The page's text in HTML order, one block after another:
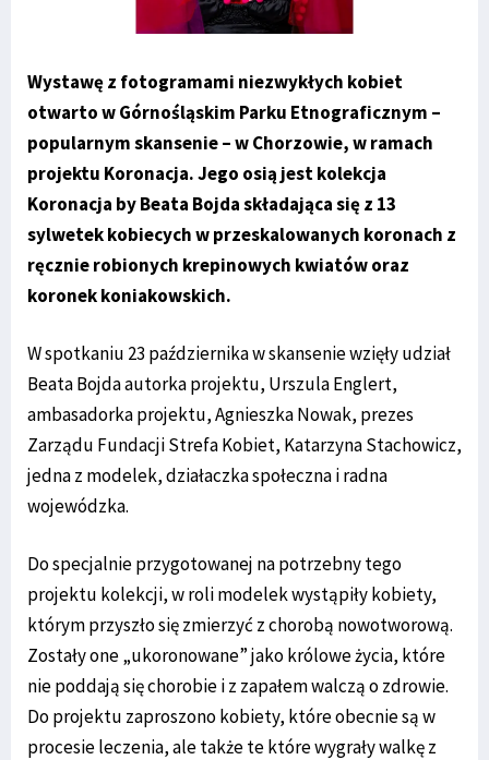
Wystawę z fotogramami niezwykłych kobiet
otwarto w Górnośląskim Parku Etnograficznym –
popularnym skansenie – w Chorzowie, w ramach
projektu Koronacja. Jego osią jest kolekcja
Koronacja by Beata Bojda składająca się z 13
sylwetek kobiecych w przeskalowanych koronach z
ręcznie robionych krepinowych kwiatów oraz
koronek koniakowskich.
W spotkaniu 23 października w skansenie wzięły udział
Beata Bojda autorka projektu, Urszula Englert,
ambasadorka projektu, Agnieszka Nowak, prezes
Zarządu Fundacji Strefa Kobiet, Katarzyna Stachowicz,
jedna z modelek, działaczka społeczna i radna
wojewódzka.
Do specjalnie przygotowanej na potrzebny tego
projektu kolekcji, w roli modelek wystąpiły kobiety,
którym przyszło się zmierzyć z chorobą nowotworową.
Zostały one „ukoronowane” jako królowe życia, które
nie poddają się chorobie i z zapałem walczą o zdrowie.
Do projektu zaproszono kobiety, które obecnie są w
procesie leczenia, ale także te które wygrały walkę z